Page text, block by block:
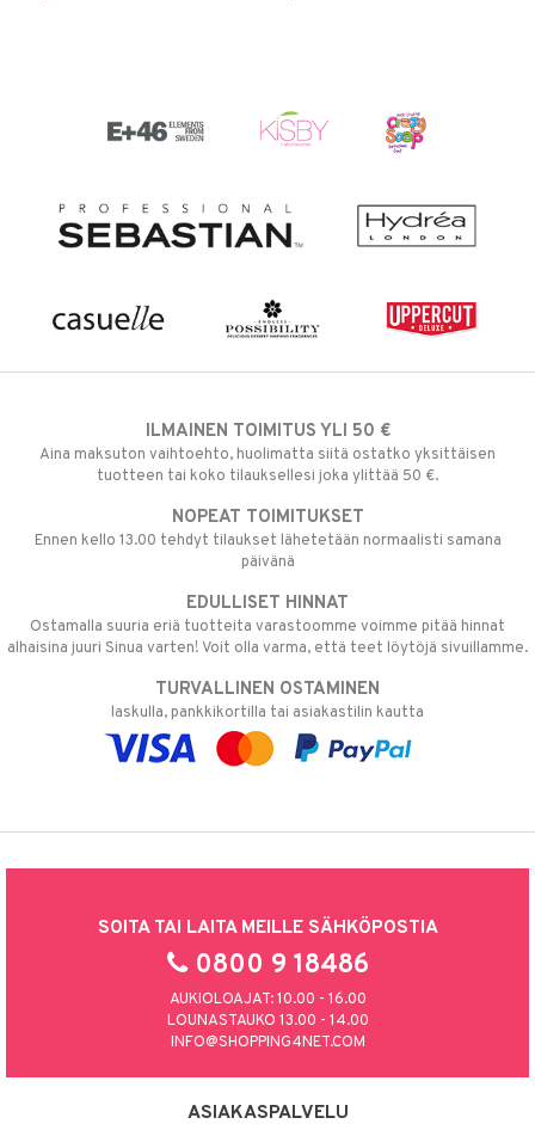
ILMAINEN TOIMITUS YLI 50 €
Aina maksuton vaihtoehto, huolimatta siitä ostatko yksittäisen
tuotteen tai koko tilauksellesi joka ylittää 50 €.
NOPEAT TOIMITUKSET
Ennen kello 13.00 tehdyt tilaukset lähetetään normaalisti samana
päivänä
EDULLISET HINNAT
Ostamalla suuria eriä tuotteita varastoomme voimme pitää hinnat
alhaisina juuri Sinua varten! Voit olla varma, että teet löytöjä sivuillamme.
TURVALLINEN OSTAMINEN
laskulla, pankkikortilla tai asiakastilin kautta
SOITA TAI LAITA MEILLE SÄHKÖPOSTIA
0800 9 18486
AUKIOLOAJAT: 10.00 - 16.00
LOUNASTAUKO 13.00 - 14.00
INFO@SHOPPING4NET.COM
ASIAKASPALVELU